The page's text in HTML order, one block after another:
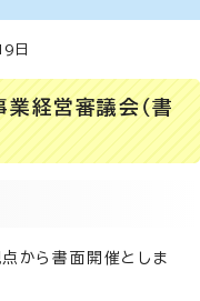
日
経営審議会（書
から書面開催としま